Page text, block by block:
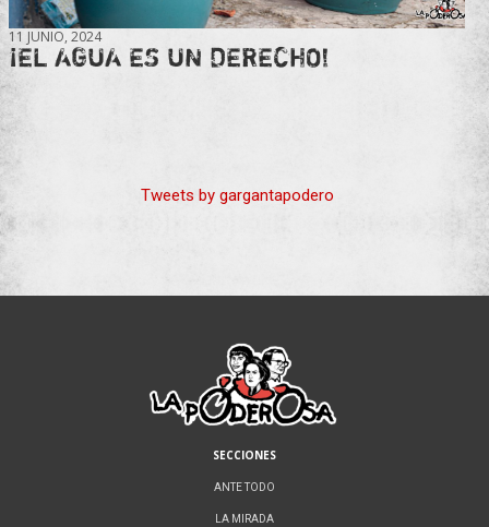
11 JUNIO, 2024
¡EL AGUA ES UN DERECHO!
Tweets by gargantapodero
SECCIONES
ANTE TODO
LA MIRADA